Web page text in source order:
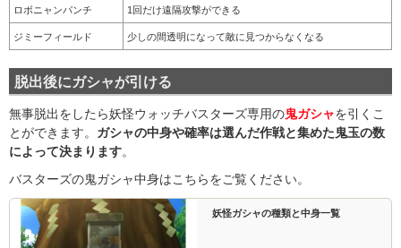
ロボニャンパンチ 1回だけ遠隔攻撃ができる
ジミーフィールド 少しの間透明になって敵に見つからなくなる
脱出後にガシャが引ける
無事脱出をしたら妖怪ウォッチバスターズ専用の鬼ガシャを引くこ
とができます。 ガシャの中身や確率は選んだ作戦と集めた鬼玉の数
によって決まります。
バスターズの鬼ガシャ中身はこちらをご覧ください。
妖怪ガシャの種類と中身一覧